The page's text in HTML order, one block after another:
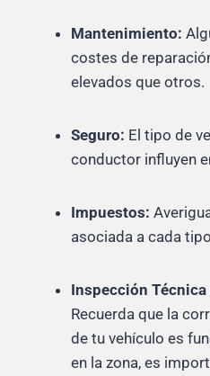
Mantenimiento:
costes de
elevados que otros.
Seguro: El tipo de
conductor influyen
Impuestos:
asociada a cada
Inspección
Recuerda que la
de tu vehículo es
en la zona, es